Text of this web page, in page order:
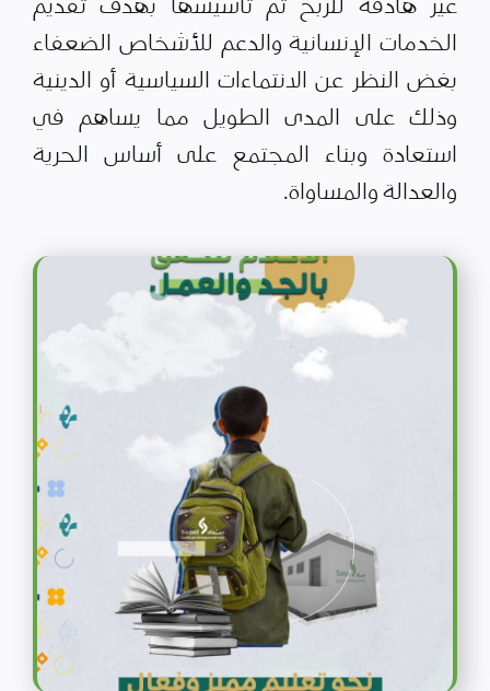
غير هادفة للربح تم تأسيسها بهدف تقديم
الخدمات الإنسانية والدعم للأشخاص الضعفاء
بغض النظر عن الانتماءات السياسية أو الدينية
وذلك على المدى الطويل مما يساهم في
استعادة وبناء المجتمع على أساس الحرية
والعدالة والمساواة.